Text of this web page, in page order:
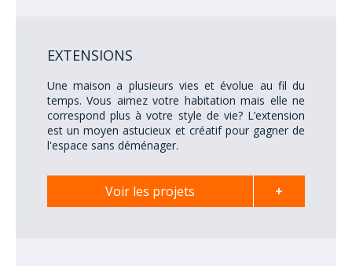
EXTENSIONS
Une maison a plusieurs vies et évolue au fil du
temps. Vous aimez votre habitation mais elle ne
correspond plus à votre style de vie? L’extension
est un moyen astucieux et créatif pour gagner de
l'espace sans déménager.
Voir les projets +